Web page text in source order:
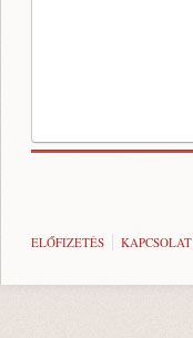
ELŐFIZETÉS KAPCSOLAT